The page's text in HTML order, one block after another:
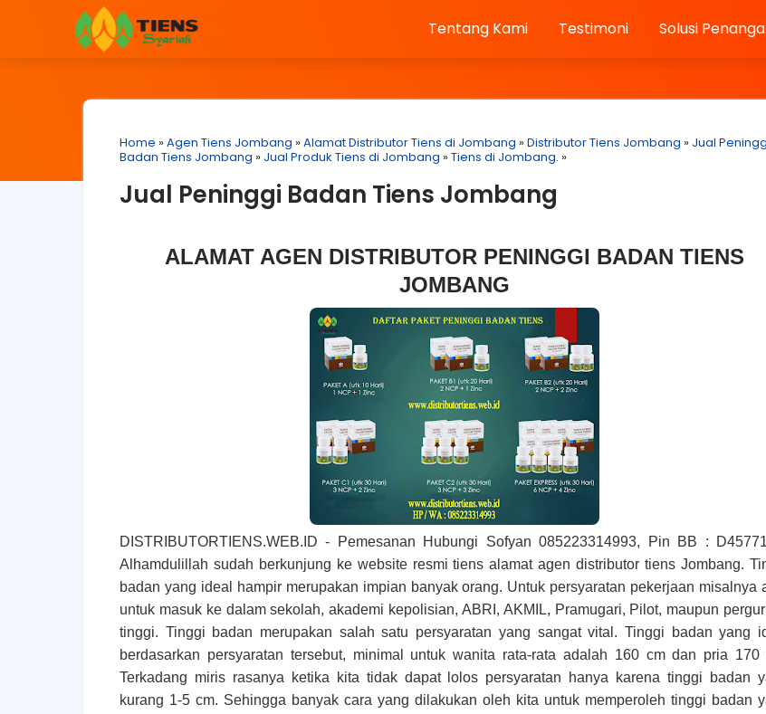
Tentang Kami Testimoni Solusi
Home »Agen Tiens Jombang »Alamat Distributor Tiens di Jombang »Distributor Tiens Jombang » Jual
Badan Tiens Jombang » Jual Produk Tiens di Jombang »Tiens di Jombang. »
Jual Peninggi Badan Tiens Jombang
ALAMAT AGEN DISTRIBUTOR PENINGGI BADAN TIENS
JOMBANG
DISTRIBUTORTIENS.WEB.ID - Pemesanan Hubungi Sofyan 085223314993, Pin BB :
Alhamdulillah sudah berkunjung ke website resmi tiens alamat agen distributor tiens Jombang. T
badan yang ideal hampir merupakan impian banyak orang. Untuk persyaratan pekerjaan misalnya
untuk masuk ke dalam sekolah, akademi kepolisian, ABRI, AKMIL, Pramugari, Pilot, maupun
tinggi. Tinggi badan merupakan salah satu persyaratan yang sangat vital. Tinggi badan yang
berdasarkan persyaratan tersebut, minimal untuk wanita rata-rata adalah 160 cm dan pria 170
Terkadang miris rasanya ketika kita tidak dapat lolos persyaratan hanya karena tinggi badan
kurang 1-5 cm. Sehingga banyak cara yang dilakukan oleh kita untuk memperoleh tinggi badan